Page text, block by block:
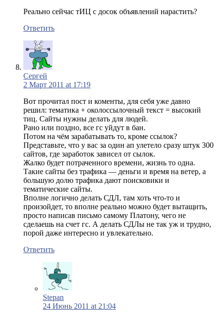
Реально сейчас тИЦ с досок объявлений нарастить?
Ответить
Сергей
2 Март 2011 at 17:19
Вот прочитал пост и коменты, для себя уже давно
решил: тематика + околоссылочный текст = высокий
тиц. Сайты нужны делать для людей.
Рано или поздно, все гс уйдут в бан.
Потом на чём зарабатывать то, кроме ссылок?
Представьте, что у вас за один ап улетело сразу штук 300
сайтов, где заработок зависел от сылок.
Жалко будет потраченного времени, жизнь то одна.
Такие сайты без трафика — деньги и время на ветер, а
большую долю трафика дают поисковики и
тематические сайты.
Вполне логично делать СДЛ, там хоть что-то и
произойдет, то вполне реально можно будет вытащить,
просто написав письмо самому Платону, чего не
сделаешь на счет гс. А делать СДЛы не так уж и трудно,
порой даже интересно и увлекательно.
Ответить
Stepan
24 Июнь 2011 at 21:04